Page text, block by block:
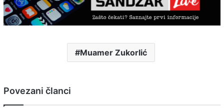
Muamer Zukorlić
Povezani članci